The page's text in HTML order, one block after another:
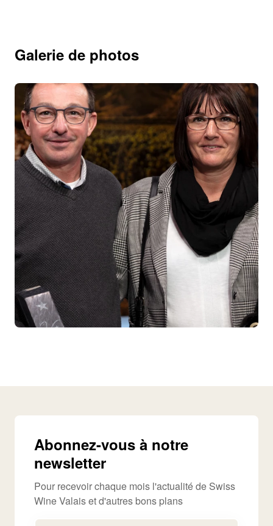
Galerie de photos
Abonnez-vous à notre
newsletter
Pour recevoir chaque mois l'actualité de Swiss
Wine Valais et d'autres bons plans